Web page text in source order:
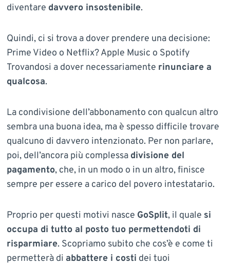
diventare davvero insostenibile.
Quindi, ci si trova a dover prendere una decisione:
Prime Video o Netflix? Apple Music o Spotify
Trovandosi a dover necessariamente rinunciare a
qualcosa.
La condivisione dell’abbonamento con qualcun altro
sembra una buona idea, ma è spesso difficile trovare
qualcuno di davvero intenzionato. Per non parlare,
poi, dell’ancora più complessa divisione del
pagamento, che, in un modo o in un altro, finisce
sempre per essere a carico del povero intestatario.
Proprio per questi motivi nasce GoSplit, il quale si
occupa di tutto al posto tuo permettendoti di
risparmiare. Scopriamo subito che cos’è e come ti
permetterà di abbattere i costi dei tuoi